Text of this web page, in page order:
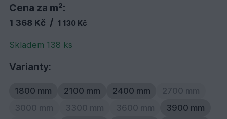
Cena za m²:
1 368 Kč / 1 130 Kč
Skladem 138 ks
Varianty:
1800 mm 2100 mm 2400 mm
2700 mm
3000 mm
3300 mm 3600 mm
3900 mm